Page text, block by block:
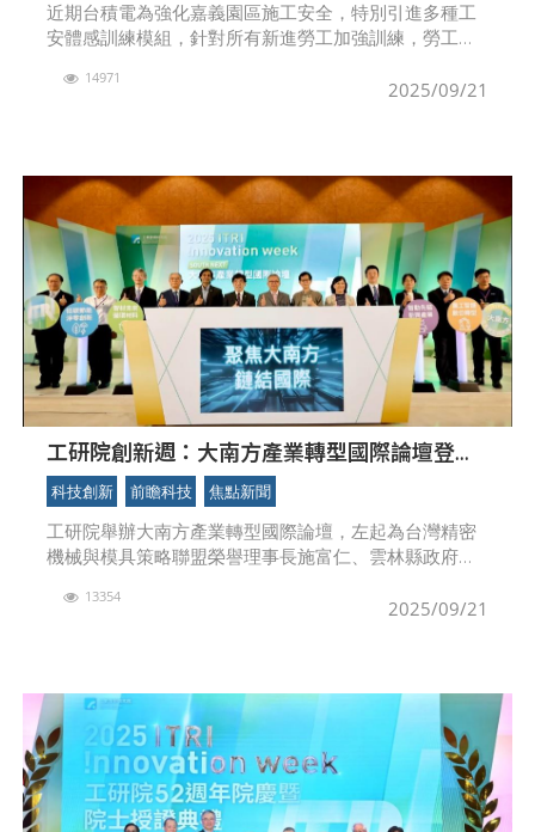
近期台積電為強化嘉義園區施工安全，特別引進多種工
安體感訓練模組，針對所有新進勞工加強訓練，勞工訓
作於嘉義園區打造XR場域教育訓練基地，全面強化勞工
2025/09/21
14971
工研院創新週：大南方產業轉型國際論壇登
場 工研院攜手亞馬遜AWS、日立獻策 展出
逾30項創新技術
科技創新 前瞻科技 焦點新聞
工研院舉辦大南方產業轉型國際論壇，左起為台灣精密
機械與模具策略聯盟榮譽理事長施富仁、雲林縣政府簡
工研院執行副總暨協理李宗銘、亞馬遜網路服務公司全
2025/09/21
13354